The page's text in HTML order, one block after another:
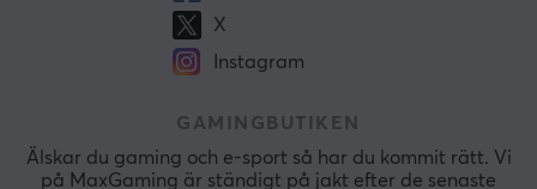
X
Instagram
GAMINGBUTIKEN
Älskar du gaming och e-sport så har du kommit rätt. Vi
på MaxGaming är ständigt på jakt efter de senaste